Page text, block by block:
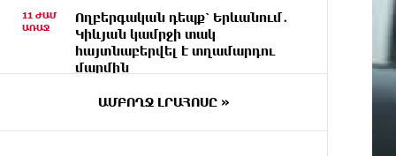
11 ԺԱՄ
ԱՌԱՋ
Ողբերգական դեպք՝ Երևանում․
Կիևյան կամրջի տակ
հայտնաբերվել է տղամարդու
մարմին
Ադրբեջանի Սարով գյուղում
տանը 18-ամյա աղջկա դի է
ԱՄԲՈՂՋ ԼՐԱՀՈՍԸ »